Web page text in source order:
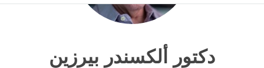
دكتور ألكسندر بيرزين